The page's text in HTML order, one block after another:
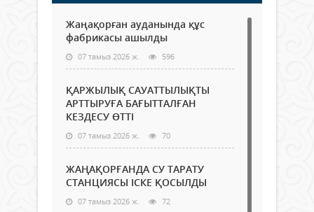
Жаңақорған ауданында құс
фабрикасы ашылды
07 тамыз 2026 ж. 596
ҚАРЖЫЛЫҚ САУАТТЫЛЫҚТЫ
АРТТЫРУҒА БАҒЫТТАЛҒАН
КЕЗДЕСУ ӨТТІ
07 тамыз 2026 ж. 70
ЖАҢАҚОРҒАНДА СУ ТАРАТУ
СТАНЦИЯСЫ ІСКЕ ҚОСЫЛДЫ
07 тамыз 2026 ж. 72